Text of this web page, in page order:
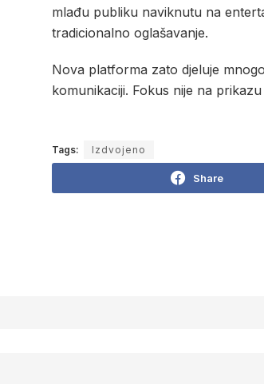
mlađu publiku naviknutu na
tradicionalno oglašavanje.
Nova platforma zato djeluje
komunikaciji. Fokus nije na
Tags: Izdvojeno
Share